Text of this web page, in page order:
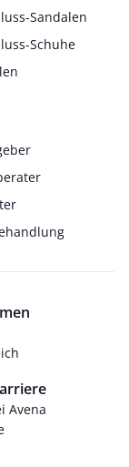
Sandalen
Schuhe
Avena